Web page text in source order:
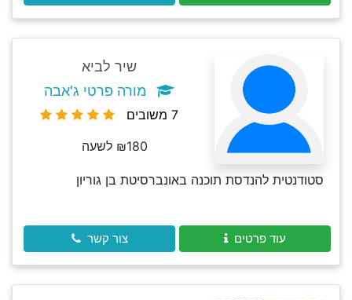
שיר לביא
מורה פרטי ג'אבה
7 משובים
₪180 לשעה
סטודנטית להנדסת תוכנה באונברסיטת בן גוריון
עוד פרטים צור קשר